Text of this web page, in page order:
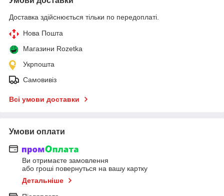
Доставка здійснюється тільки по передоплаті.
Нова Пошта
Магазини Rozetka
Укрпошта
Самовивіз
Всі умови доставки
Умови оплати
Ви отримаєте замовлення
або гроші повернуться на вашу картку
Детальніше